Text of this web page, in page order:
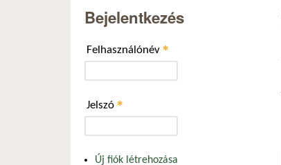
Bejelentkezés
Felhasználónév *
Jelszó *
Új fiók létrehozása